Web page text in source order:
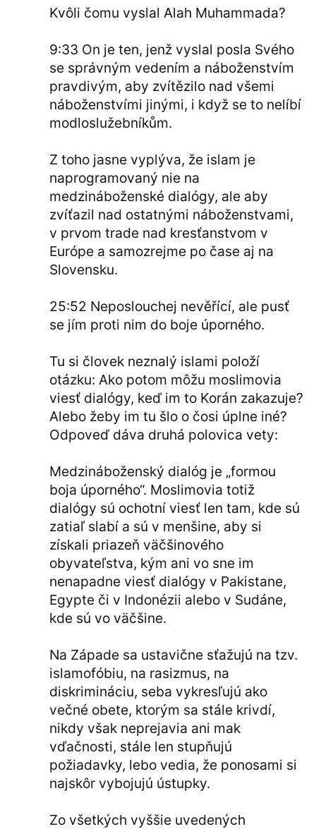
Kvôli čomu vyslal Alah Muhammada?
9:33 On je ten, jenž vyslal posla Svého
se správným vedením a náboženstvím
pravdivým, aby zvítězilo nad všemi
náboženstvími jinými, i když se to nelíbí
modloslužebníkům.
Z toho jasne vyplýva, že islam je
naprogramovaný nie na
medzináboženské dialógy, ale aby
zvíťazil nad ostatnými náboženstvami,
v prvom trade nad kresťanstvom v
Európe a samozrejme po čase aj na
Slovensku.
25:52 Neposlouchej nevěřící, ale pusť
se jím proti nim do boje úporného.
Tu si človek neznalý islami položí
otázku: Ako potom môžu moslimovia
viesť dialógy, keď im to Korán zakazuje?
Alebo žeby im tu šlo o čosi úplne iné?
Odpoveď dáva druhá polovica vety:
Medzináboženský dialóg je „formou
boja úporného“. Moslimovia totiž
dialógy sú ochotní viesť len tam, kde sú
zatiaľ slabí a sú v menšine, aby si
získali priazeň väčšinového
obyvateľstva, kým ani vo sne im
nenapadne viesť dialógy v Pakistane,
Egypte či v Indonézii alebo v Sudáne,
kde sú vo väčšine.
Na Západe sa ustavične sťažujú na tzv.
islamofóbiu, na rasizmus, na
diskrimináciu, seba vykresľujú ako
večné obete, ktorým sa stále krivdí,
nikdy však neprejavia ani mak
vďačnosti, stále len stupňujú
požiadavky, lebo vedia, že ponosami si
najskôr vybojujú ústupky.
Zo všetkých vyššie uvedených